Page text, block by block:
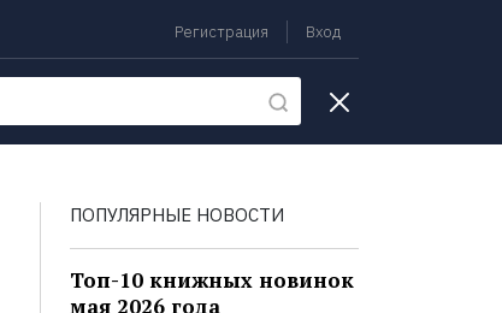
Регистрация Вход
ПОПУЛЯРНЫЕ НОВОСТИ
Топ-10 книжных новинок
мая 2026 года